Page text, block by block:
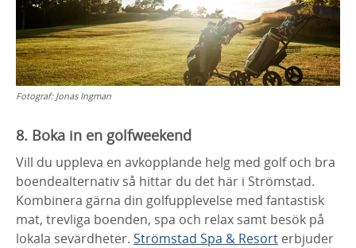
Fotograf: Jonas Ingman
8. Boka in en golfweekend
Vill du uppleva en avkopplande helg med golf och bra
boendealternativ så hittar du det här i Strömstad.
Kombinera gärna din golfupplevelse med fantastisk
mat, trevliga boenden, spa och relax samt besök på
lokala sevärdheter. Strömstad Spa & Resort erbjuder